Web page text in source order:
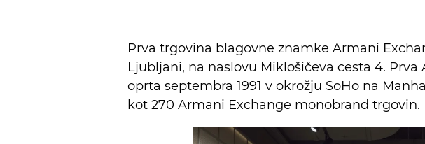
Prva trgovina blagovne znamke Armani
Ljubljani, na naslovu Miklošičeva cesta 4. Prva
oprta septembra 1991 v okrožju SoHo na
kot 270 Armani Exchange monobrand trgovin.